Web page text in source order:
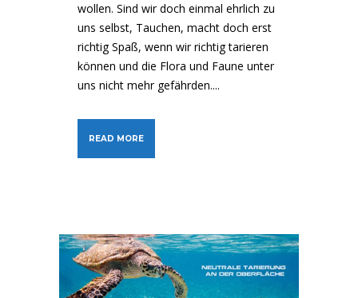
wollen. Sind wir doch einmal ehrlich zu
uns selbst, Tauchen, macht doch erst
richtig Spaß, wenn wir richtig tarieren
können und die Flora und Faune unter
uns nicht mehr gefährden....
READ MORE